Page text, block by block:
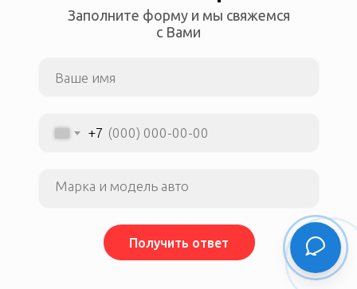
ПОДПИШИТЕСЬ НА НАС В MAX
MAX MESSENGER
Основной канал в MAX
Мы онлайн и всегда на связи
+7
Получить ответ
Заполните форму и мы свяжемся
с Вами